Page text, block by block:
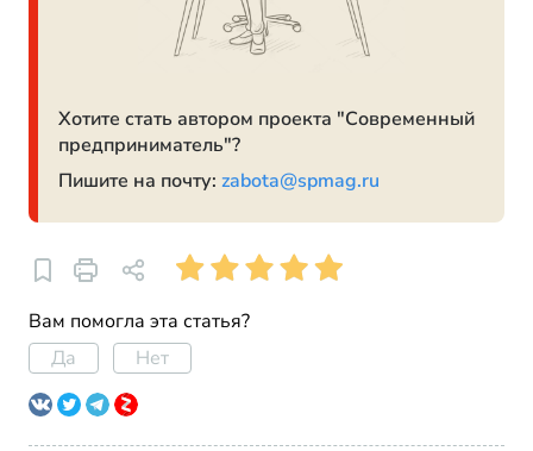
Хотите стать автором проекта "Современный
предприниматель"?
Пишите на почту: zabota@spmag.ru
Вам помогла эта статья?
Да
Нет